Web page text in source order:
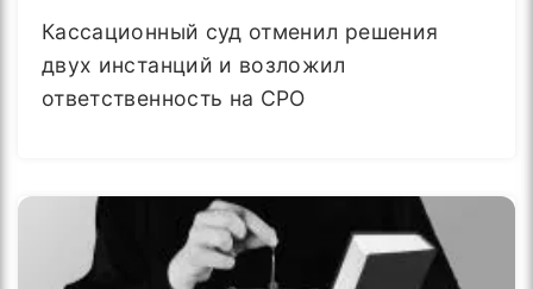
Кассационный суд отменил решения
двух инстанций и возложил
ответственность на СРО